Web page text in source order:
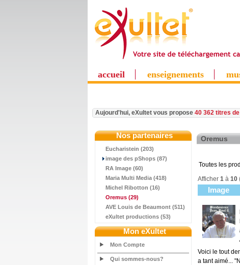
accueil enseignements
Aujourd'hui, eXultet vous propose 40 362 titres
Nos partenaires
Eucharistein (203)
image des pShops (87)
RA Image (60)
Maria Multi Media (418)
Michel Ribotton (16)
Oremus (29)
AVE Louis de Beaumont (511)
eXultet productions (53)
Mon eXultet
Mon Compte
Qui sommes-nous?
Oremus
Toutes les
Afficher 1 à 10
Image
Voici le tout
a tant aimé...